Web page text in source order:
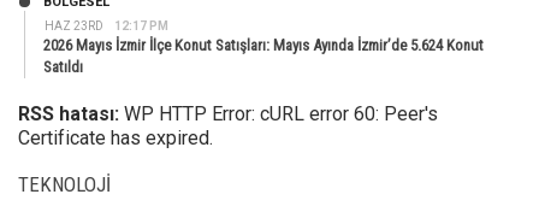
HAZ 23RD 12:17 PM
2026 Mayıs İzmir İlçe Konut Satışları: Mayıs Ayında İzmir’de 5.624 Konut
Satıldı
RSS hatası: WP HTTP Error: cURL error 60: Peer's
Certificate has expired.
TEKNOLOJI